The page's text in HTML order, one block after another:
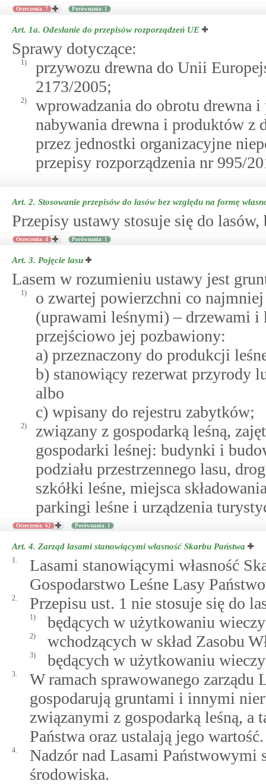
Orzeczenia: 7 Porównania: 1
Art. 1a. Odesłanie do przepisów rozporządzeń UE
Sprawy dotyczące:
1)
przywozu drewna do Unii
2173/2005;
2)
wprowadzania do obrotu drewna
nabywania drewna i produktów z
przez jednostki organizacyjne
przepisy rozporządzenia nr 995/
Art. 2. Stosowanie przepisów do lasów bez względu na formę
Przepisy ustawy stosuje się do
Orzeczenia: 4 Porównania: 1
Art. 3. Pojęcie lasu
Lasem w rozumieniu ustawy jest
1)
o zwartej powierzchni co
(uprawami leśnymi) – drzewami
przejściowo jej pozbawiony:
a) przeznaczony do produkcji
b) stanowiący rezerwat przyrody
albo
c) wpisany do rejestru zabytków;
2)
związany z gospodarką leśną,
gospodarki leśnej: budynki i
podziału przestrzennego lasu,
szkółki leśne, miejsca
parkingi leśne i urządzenia
Orzeczenia: 62 Porównania: 1
Art. 4. Zarząd lasami stanowiącymi własność Skarbu Państwa
1.
Lasami stanowiącymi własność
Gospodarstwo Leśne Lasy
2. Przepisu ust. 1 nie stosuje się do
1) będących w użytkowaniu
2) wchodzących w skład Zasobu
3) będących w użytkowaniu
3.
W ramach sprawowanego zarządu
gospodarują gruntami i innymi
związanymi z gospodarką leśną, a
Państwa oraz ustalają jego wartość.
4.
Nadzór nad Lasami Państwowymi
środowiska.